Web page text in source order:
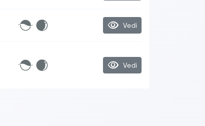
visibility Vedi
visibility Vedi